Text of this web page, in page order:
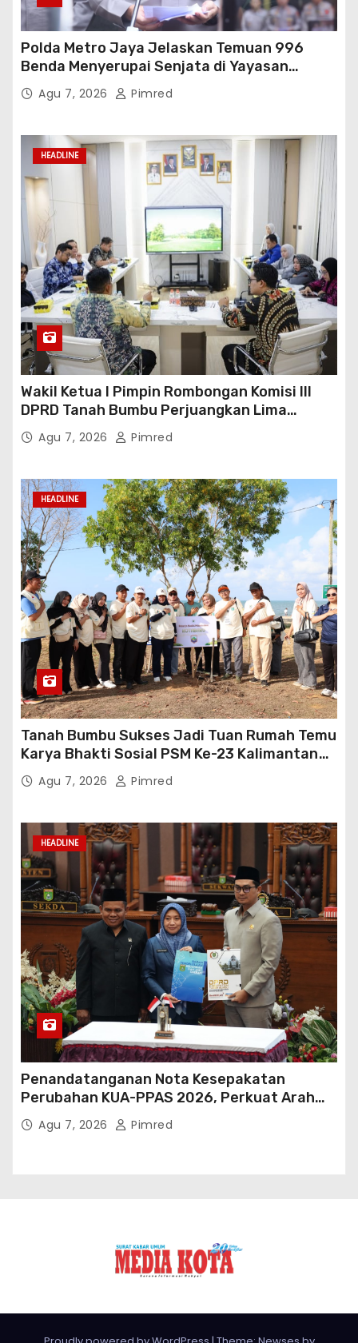
Polda Metro Jaya Jelaskan Temuan 996
Benda Menyerupai Senjata di Yayasan
Jaksel
Agu 7, 2026 Pimred
HEADLINE
Wakil Ketua I Pimpin Rombongan Komisi III
DPRD Tanah Bumbu Perjuangkan Lima
Infrastruktur Strategis
Agu 7, 2026 Pimred
HEADLINE
Tanah Bumbu Sukses Jadi Tuan Rumah Temu
Karya Bhakti Sosial PSM Ke-23 Kalimantan
Selatan
Agu 7, 2026 Pimred
HEADLINE
Penandatanganan Nota Kesepakatan
Perubahan KUA-PPAS 2026, Perkuat Arah
Pembangunan Tanah Bumbu
Agu 7, 2026 Pimred